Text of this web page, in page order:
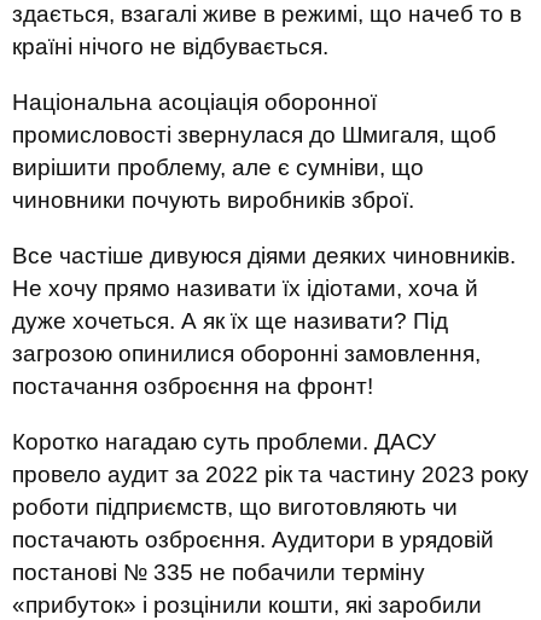
здається, взагалі живе в режимі, що начеб то в
країні нічого не відбувається.
Національна асоціація оборонної
промисловості звернулася до Шмигаля, щоб
вирішити проблему, але є сумніви, що
чиновники почують виробників зброї.
Все частіше дивуюся діями деяких чиновників.
Не хочу прямо називати їх ідіотами, хоча й
дуже хочеться. А як їх ще називати? Під
загрозою опинилися оборонні замовлення,
постачання озброєння на фронт!
Коротко нагадаю суть проблеми. ДАСУ
провело аудит за 2022 рік та частину 2023 року
роботи підприємств, що виготовляють чи
постачають озброєння. Аудитори в урядовій
постанові № 335 не побачили терміну
«прибуток» і розцінили кошти, які заробили